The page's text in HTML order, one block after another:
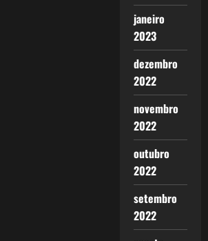
janeiro
2023
dezembro
2022
novembro
2022
outubro
2022
setembro
2022